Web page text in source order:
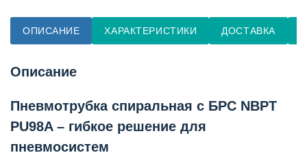
ОПИСАНИЕ ХАРАКТЕРИСТИКИ ДОСТАВКА
Описание
Пневмотрубка спиральная с БРС NBPT
PU98A – гибкое решение для
пневмосистем